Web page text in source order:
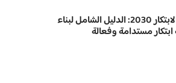
حوكمة الابتكار 2030: الدليل الشامل لبناء
مستدامة وفعالة